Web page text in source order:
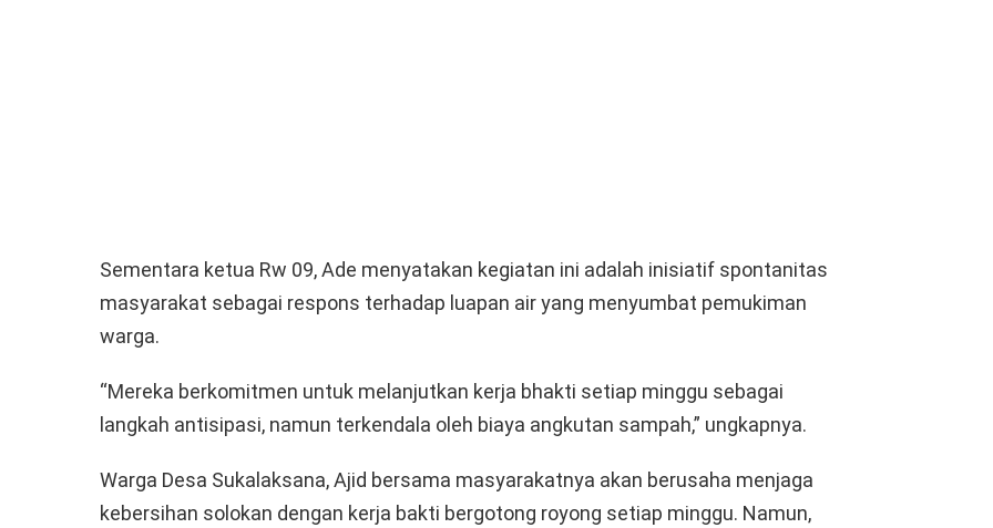
Sementara ketua Rw 09, Ade menyatakan kegiatan ini adalah inisiatif spontanitas
masyarakat sebagai respons terhadap luapan air yang menyumbat pemukiman
warga.
“Mereka berkomitmen untuk melanjutkan kerja bhakti setiap minggu sebagai
langkah antisipasi, namun terkendala oleh biaya angkutan sampah,” ungkapnya.
Warga Desa Sukalaksana, Ajid bersama masyarakatnya akan berusaha menjaga
kebersihan solokan dengan kerja bakti bergotong royong setiap minggu. Namun,